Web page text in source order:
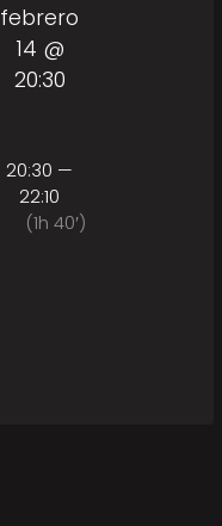
febrero
14 @
20:30
20:30 —
22:10
(1h 40′)